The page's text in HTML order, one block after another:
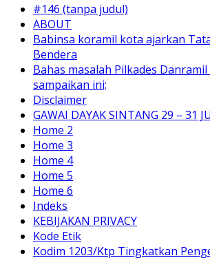
#146 (tanpa judul)
ABOUT
Babinsa koramil kota ajarkan
Bendera
Bahas masalah Pilkades
sampaikan ini;
Disclaimer
GAWAI DAYAK SINTANG 29 – 31
Home 2
Home 3
Home 4
Home 5
Home 6
Indeks
KEBIJAKAN PRIVACY
Kode Etik
Kodim 1203/Ktp Tingkatkan